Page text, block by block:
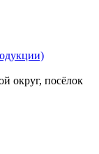
округ, посёлок